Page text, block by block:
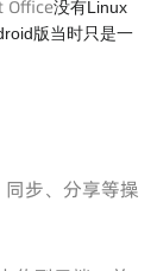
Office没有Linux
版当时只是一
步、分享等操